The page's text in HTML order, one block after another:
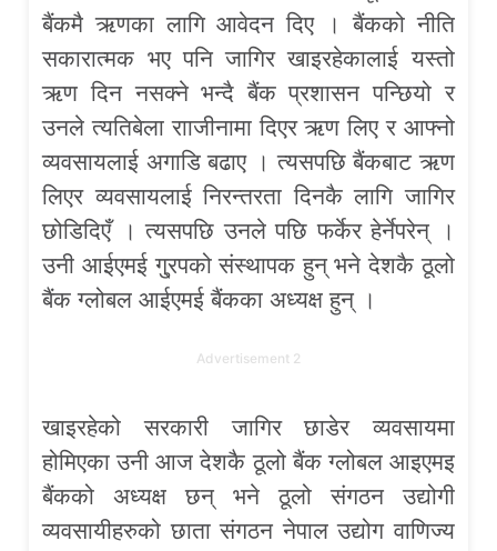
बैंकमै ऋणका लागि आवेदन दिए । बैंकको नीति
सकारात्मक भए पनि जागिर खाइरहेकालाई यस्तो
ऋण दिन नसक्ने भन्दै बैंक प्रशासन पन्छियो र
उनले त्यतिबेला रााजीनामा दिएर ऋण लिए र आफ्नो
व्यवसायलाई अगाडि बढाए । त्यसपछि बैंकबाट ऋण
लिएर व्यवसायलाई निरन्तरता दिनकै लागि जागिर
छोडिदिएँ । त्यसपछि उनले पछि फर्केर हेर्नेपरेन् ।
उनी आईएमई गु्रपको संस्थापक हुन् भने देशकै ठूलो
बैंक ग्लोबल आईएमई बैंकका अध्यक्ष हुन् ।
Advertisement 2
खाइरहेको सरकारी जागिर छाडेर व्यवसायमा
होमिएका उनी आज देशकै ठूलो बैंक ग्लोबल आइएमइ
बैंकको अध्यक्ष छन् भने ठूलो संगठन उद्योगी
व्यवसायीहरुको छाता संगठन नेपाल उद्योग वाणिज्य